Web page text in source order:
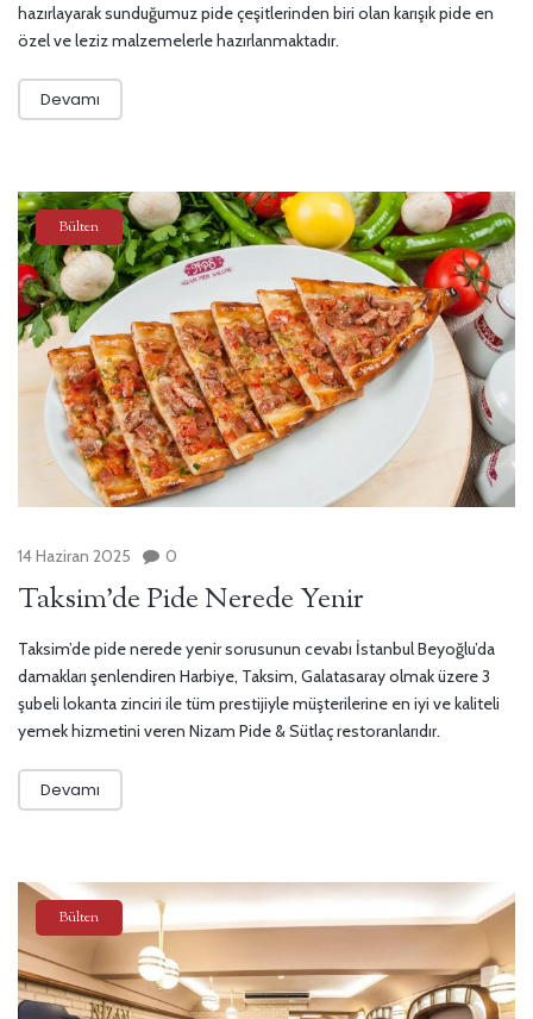
hazırlayarak sunduğumuz pide çeşitlerinden biri olan karışık pide en
özel ve leziz malzemelerle hazırlanmaktadır.
Devamı
Bülten
14 Haziran 2025 0
Taksim’de Pide Nerede Yenir
Taksim’de pide nerede yenir sorusunun cevabı İstanbul Beyoğlu’da
damakları şenlendiren Harbiye, Taksim, Galatasaray olmak üzere 3
şubeli lokanta zinciri ile tüm prestijiyle müşterilerine en iyi ve kaliteli
yemek hizmetini veren Nizam Pide & Sütlaç restoranlarıdır.
Devamı
Bülten